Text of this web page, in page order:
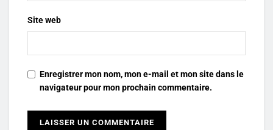
Site web
Enregistrer mon nom, mon e-mail et mon site dans le
navigateur pour mon prochain commentaire.